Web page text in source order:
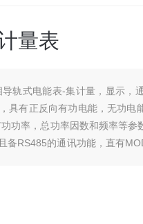
量表
导轨式电能表-集计量，显示，
具有正反向有功电能，无功电
功率，总功率因数和频率等参
备RS485的通讯功能，直有